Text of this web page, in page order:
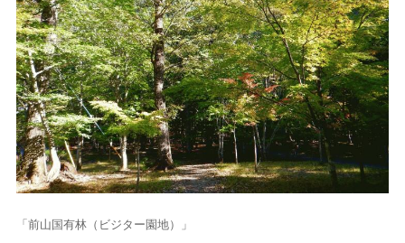
「前山国有林（ビジター園地）」